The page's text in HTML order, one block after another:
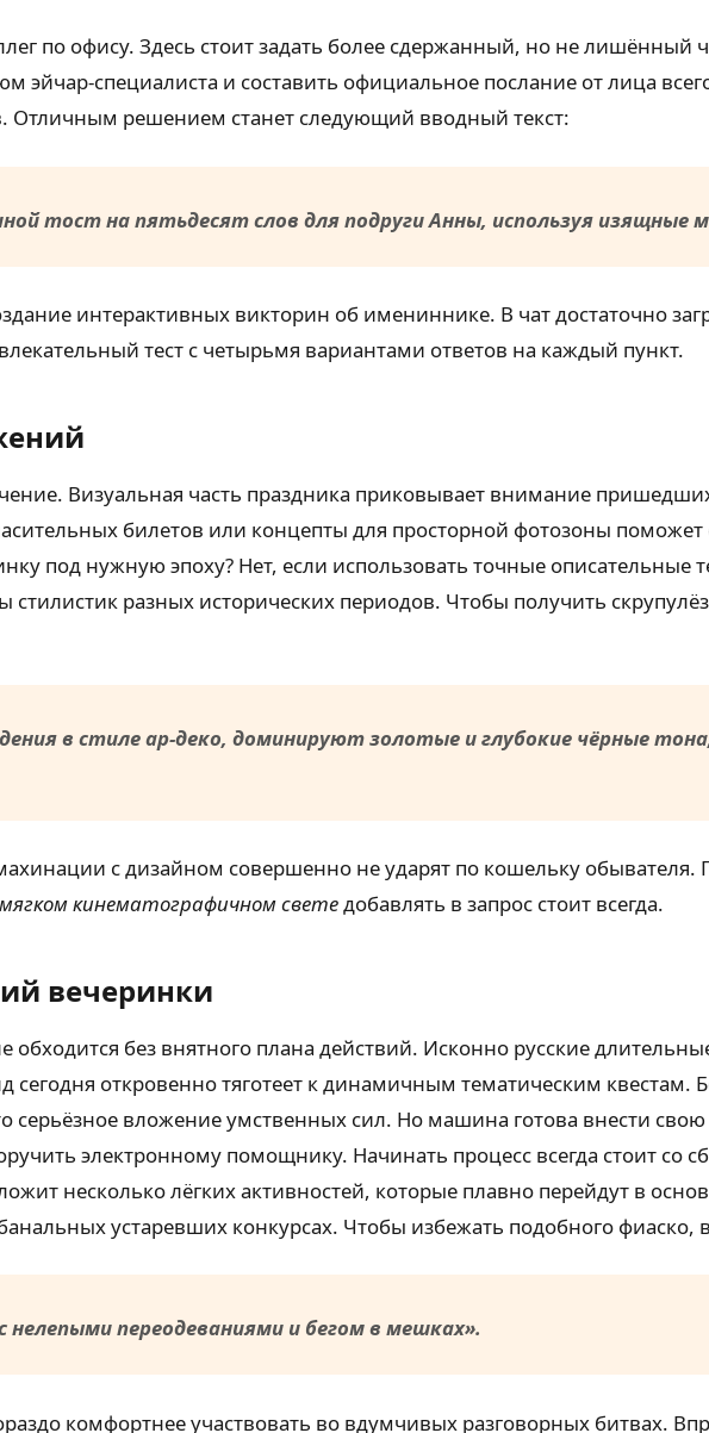
по офису. Здесь стоит задать более сдержанный, но не лишённый
эйчар-специалиста и составить официальное послание от лица
Отличным решением станет следующий вводный текст:
тост на пятьдесят слов для подруги Анны, используя изящные
интерактивных викторин об имениннике. В чат достаточно
тест с четырьмя вариантами ответов на каждый пункт.
Визуальная часть праздника приковывает внимание
билетов или концепты для просторной фотозоны поможет
под нужную эпоху? Нет, если использовать точные
разных исторических периодов. Чтобы получить
в стиле ар-деко, доминируют золотые и глубокие чёрные
с дизайном совершенно не ударят по кошельку
мягком кинематографичном светедобавлять в запрос стоит всегда.
вечеринки
обходится без внятного плана действий. Исконно русские
откровенно тяготеет к динамичным тематическим квестам.
серьёзное вложение умственных сил. Но машина готова внести
электронному помощнику. Начинать процесс всегда стоит со
несколько лёгких активностей, которые плавно перейдут в
устаревших конкурсах. Чтобы избежать подобного
нелепыми переодеваниями и бегом в мешках».
комфортнее участвовать во вдумчивых разговорных битвах.